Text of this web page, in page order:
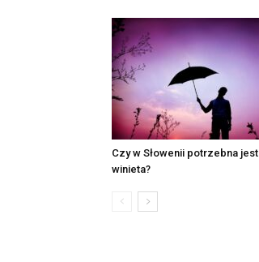
Czy w Słowenii potrzebna jest
winieta?